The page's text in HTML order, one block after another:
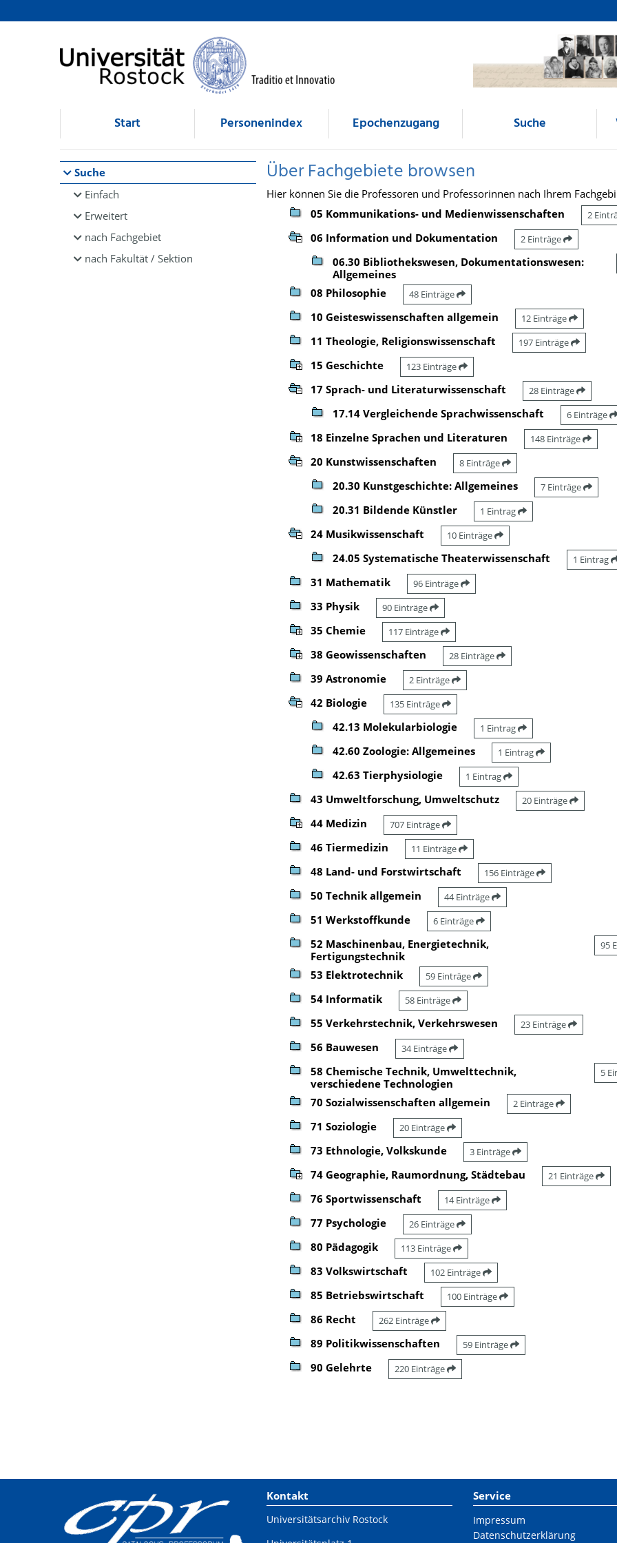
Browsen
direkt zum Inhalt
Start Personenindex Epochenzugang Suche
Suche
Einfach
Erweitert
nach Fachgebiet
nach Fakultät / Sektion
Über Fachgebiete browsen
Hier können Sie die Professoren und Professorinnen nach Ihrem
05 Kommunikations- und Medienwissenschaften
2
06 Information und Dokumentation 2 Einträge
06.30 Bibliothekswesen, Dokumentationswesen:
Allgemeines
08 Philosophie 48 Einträge
10 Geisteswissenschaften allgemein 12 Einträge
11 Theologie, Religionswissenschaft 197 Einträge
15 Geschichte 123 Einträge
17 Sprach- und Literaturwissenschaft 28 Einträge
17.14 Vergleichende Sprachwissenschaft 6 Einträge
18 Einzelne Sprachen und Literaturen 148 Einträge
20 Kunstwissenschaften 8 Einträge
20.30 Kunstgeschichte: Allgemeines 7 Einträge
20.31 Bildende Künstler 1 Eintrag
24 Musikwissenschaft 10 Einträge
24.05 Systematische Theaterwissenschaft 1 Eintrag
31 Mathematik 96 Einträge
33 Physik 90 Einträge
35 Chemie 117 Einträge
38 Geowissenschaften 28 Einträge
39 Astronomie 2 Einträge
42 Biologie 135 Einträge
42.13 Molekularbiologie 1 Eintrag
42.60 Zoologie: Allgemeines 1 Eintrag
42.63 Tierphysiologie 1 Eintrag
43 Umweltforschung, Umweltschutz 20 Einträge
44 Medizin 707 Einträge
46 Tiermedizin 11 Einträge
48 Land- und Forstwirtschaft 156 Einträge
50 Technik allgemein 44 Einträge
51 Werkstoffkunde 6 Einträge
52 Maschinenbau, Energietechnik,
Fertigungstechnik
95
53 Elektrotechnik 59 Einträge
54 Informatik 58 Einträge
55 Verkehrstechnik, Verkehrswesen 23 Einträge
56 Bauwesen 34 Einträge
58 Chemische Technik, Umwelttechnik,
verschiedene Technologien
5
70 Sozialwissenschaften allgemein 2 Einträge
71 Soziologie 20 Einträge
73 Ethnologie, Volkskunde 3 Einträge
74 Geographie, Raumordnung, Städtebau 21 Einträge
76 Sportwissenschaft 14 Einträge
77 Psychologie 26 Einträge
80 Pädagogik 113 Einträge
83 Volkswirtschaft 102 Einträge
85 Betriebswirtschaft 100 Einträge
86 Recht 262 Einträge
89 Politikwissenschaften 59 Einträge
90 Gelehrte 220 Einträge
Kontakt
Universitätsarchiv Rostock
Service
Impressum
Datenschutzerklärung